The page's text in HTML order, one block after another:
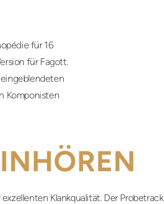
für 16
für Fagott.
Komponisten
Klankqualität. Der Probetrack